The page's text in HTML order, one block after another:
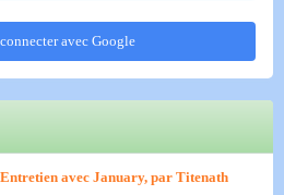
connecter avec Google
avec January, par Titenath